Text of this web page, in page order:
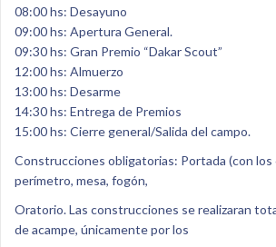
08:00 hs: Desayuno
09:00 hs: Apertura General.
09:30 hs: Gran Premio “Dakar Scout”
12:00 hs: Almuerzo
13:00 hs: Desarme
14:30 hs: Entrega de Premios
15:00 hs: Cierre general/Salida del campo.
Construcciones obligatorias: Portada (con los
perímetro, mesa, fogón,
Oratorio. Las construcciones se realizaran
de acampe, únicamente por los